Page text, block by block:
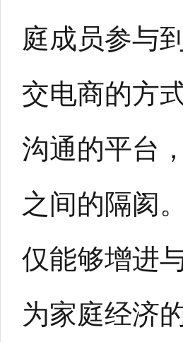
庭成员参与
交电商的方
沟通的平台
之间的隔阂
仅能够增进
为家庭经济